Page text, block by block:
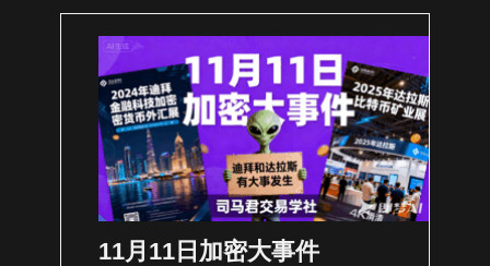
11月11日加密大事件